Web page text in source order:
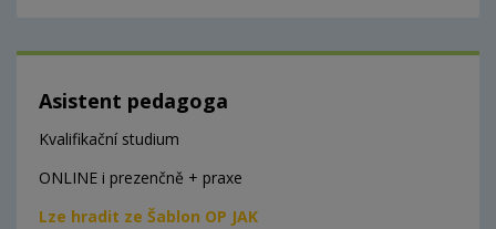
Asistent pedagoga
Kvalifikační studium
ONLINE i prezenčně + praxe
Lze hradit ze Šablon OP JAK